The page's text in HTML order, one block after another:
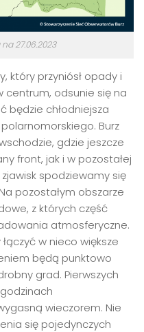
27.06.2023
który przyniósł opady i
centrum, odsunie się na
będzie chłodniejsza
Burz
gdzie jeszcze
front, jak i w pozostałej
spodziewamy się
pozostałym obszarze
z których część
atmosferyczne.
w nieco większe
będą punktowo
grad. Pierwszych
wieczorem. Nie
się pojedynczych